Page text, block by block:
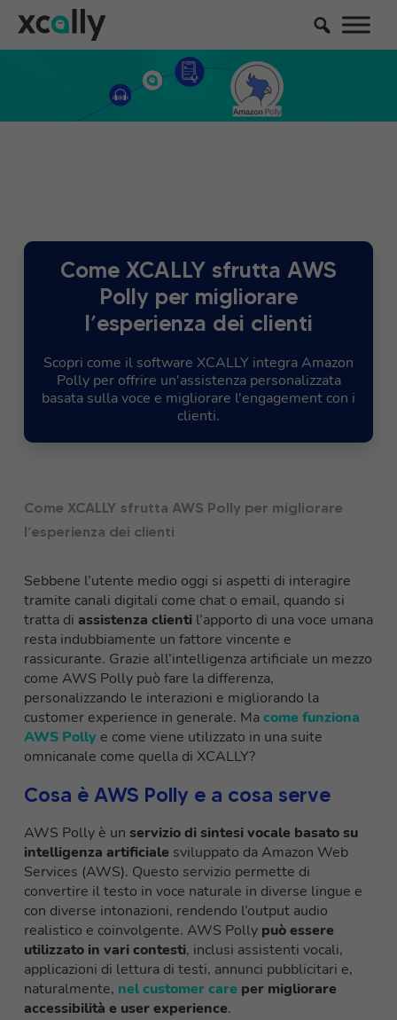
Come XCALLY sfrutta AWS
Polly per migliorare
l’esperienza dei clienti
Scopri come il software XCALLY integra Amazon
Polly per offrire un'assistenza personalizzata
basata sulla voce e migliorare l'engagement con i
clienti.
Come XCALLY sfrutta AWS Polly per migliorare
l’esperienza dei clienti
Sebbene l’utente medio oggi si aspetti di interagire
tramite canali digitali come chat o email, quando si
tratta di assistenza clienti l’apporto di una voce umana
resta indubbiamente un fattore vincente e
rassicurante. Grazie all’intelligenza artificiale un mezzo
come AWS Polly può fare la differenza,
personalizzando le interazioni e migliorando la
customer experience in generale. Macome funziona
AWS Polly e come viene utilizzato in una suite
omnicanale come quella di XCALLY?
Cosa è AWS Polly e a cosa serve
AWS Polly è un servizio di sintesi vocale basato su
intelligenza artificiale sviluppato da Amazon Web
Services (AWS). Questo servizio permette di
convertire il testo in voce naturale in diverse lingue e
con diverse intonazioni, rendendo l’output audio
realistico e coinvolgente. AWS Polly può essere
utilizzato in vari contesti, inclusi assistenti vocali,
applicazioni di lettura di testi, annunci pubblicitari e,
naturalmente, nel customer care per migliorare
accessibilità e user experience.